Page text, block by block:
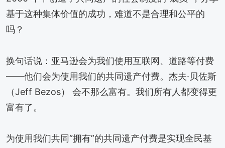
基于这种集体价值的成功，难道不是合理和公平的
吗？
换句话说：亚马逊会为我们使用互联网、道路等付费
——他们会为使用我们的共同遗产付费。杰夫·贝佐斯
（Jeff Bezos） 会不那么富有。我们所有人都变得更
富有了。
为使用我们共同“拥有”的共同遗产付费是实现全民基